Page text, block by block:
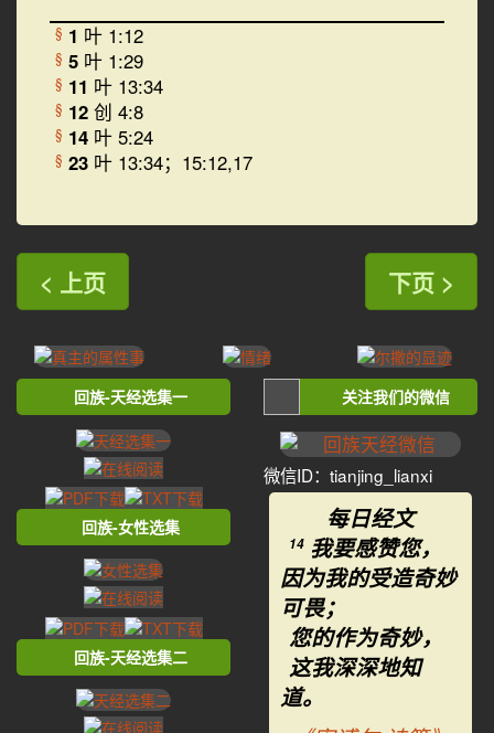
§ 1 叶 1:12
§ 5 叶 1:29
§ 11 叶 13:34
§ 12 创 4:8
§ 14 叶 5:24
§ 23 叶 13:34；15:12,17
< 上页 下页 >
回族-天经选集一
回族-女性选集
回族-天经选集二
关注我们的微信
微信ID：tianjing_lianxi
每日经文
14 我要感赞您，
因为我的受造奇妙
可畏；
您的作为奇妙，
这我深深地知
道。